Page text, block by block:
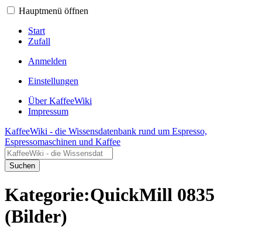
Hauptmenü öffnen
Start
Zufall
Anmelden
Einstellungen
Über KaffeeWiki
Impressum
KaffeeWiki - die Wissensdatenbank rund um Espresso,
Espressomaschinen und Kaffee
Suchen
Kategorie:QuickMill 0835
(Bilder)